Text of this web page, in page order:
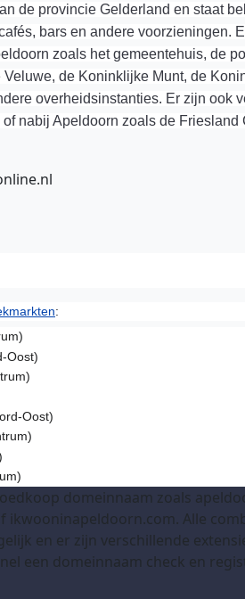
de provincie Gelderland en staat
bars en andere voorzieningen.
zoals het gemeentehuis, de
de Koninklijke Munt, de
overheidsinstanties. Er zijn ook
nabij Apeldoorn zoals de Friesland
:
Oost)
Oost)
domeinnaam zoals
ikwooninapeldoorn.com. Alle
en er zijn verschillende
een domeinnaam check en